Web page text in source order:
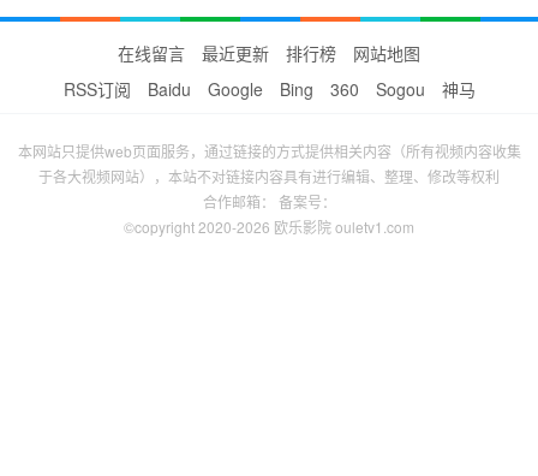
在线留言 最近更新 排行榜
网站地图
RSS订阅
Baidu Google Bing 360 Sogou 神马
本网站只提供web页面服务，通过链接的方式提供相关内容（所有视频内容收集
于各大视频网站），本站不对链接内容具有进行编辑、整理、修改等权利
合作邮箱： 备案号：
©copyright 2020-2026 欧乐影院 ouletv1.com